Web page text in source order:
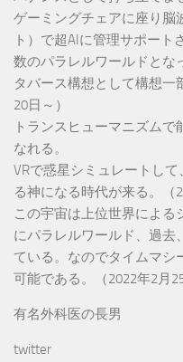
ゲーミングチェアに座り脳
ト）で超AIに管理サポート
数のパラレルワールドとな
タバース構想として構想
20日～）
トランスヒューマニズム
なれる。
VRで惑星シミュレートし
る神になる時代が来る。（
この宇宙は上位世界による
にパラレルワールド、過去
ている。なのでタイムマシ
可能である。（2022年2月
有名外科医の長男
twitter